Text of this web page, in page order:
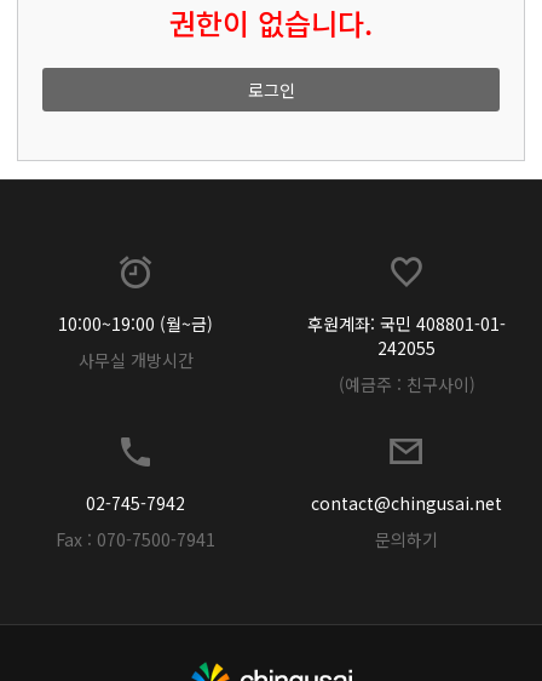
권한이 없습니다.
로그인
10:00~19:00 (월~금)
사무실 개방시간
후원계좌: 국민 408801-01-
242055
(예금주 : 친구사이)
02-745-7942
Fax : 070-7500-7941
contact@chingusai.net
문의하기